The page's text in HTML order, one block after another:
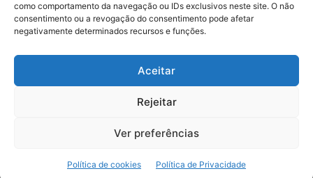
como comportamento da navegação ou IDs exclusivos neste site. O não
consentimento ou a revogação do consentimento pode afetar
negativamente determinados recursos e funções.
Aceitar
Rejeitar
Ver preferências
Política de cookies Política de Privacidade
Início Sobre
Termos de Uso
Política de Privacidade
Contato
tendências de consumo, marketing e comportamento digital.